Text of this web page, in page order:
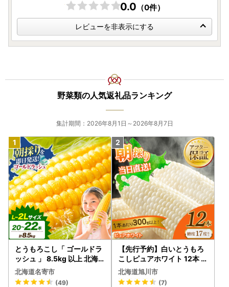
0.0 （0件）
レビューを非表示にする
野菜類の人気返礼品ランキング
集計期間：2026年8月1日～2026年8月7日
とうもろこし「 ゴールドラ
ッシュ 」 8.5kg 以上 北海
道 名寄 スイートコーン
北海道名寄市
(49)
【先行予約】白いとうもろ
こしピュアホワイト 12本 3.
6kg（2026年8月下旬から
発送開始） とうもろこし
北海道旭川市
(7)